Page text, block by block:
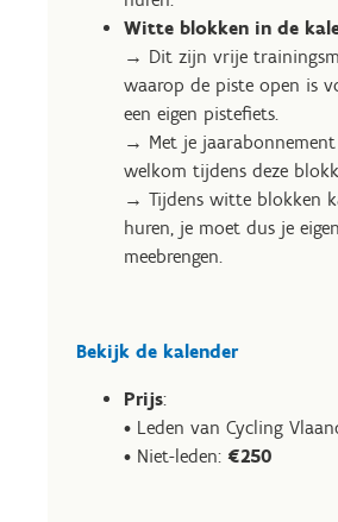
Witte blokken in de
→ Dit zijn vrije
waarop de piste open is
een eigen pistefiets.
→ Met je
welkom tijdens deze
→ Tijdens witte blokken
huren, je moet dus je
meebrengen.
Bekijk de kalender
Prijs:
• Leden van Cycling
• Niet-leden: €250